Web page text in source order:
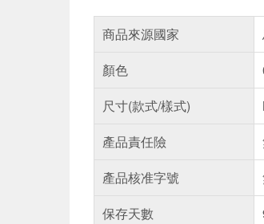
商品來源國家
顏色
尺寸(款式/樣式)
產品責任險
產品核准字號
保存天數